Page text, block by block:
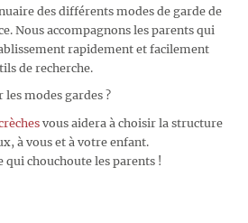
des différents modes de garde de
Nous accompagnons les parents qui
rapidement et facilement
de recherche.
modes gardes ?
vous aidera à choisir la structure
à vous et à votre enfant.
chouchoute les parents !